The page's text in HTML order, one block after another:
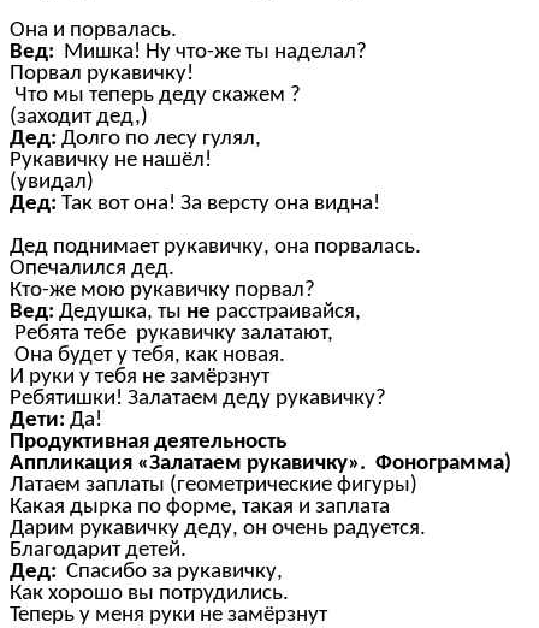
Она и порвалась.
Вед: Мишка! Ну что-же ты наделал?
Порвал рукавичку!
Что мы теперь деду скажем ?
(заходит дед,)
Дед: Долго по лесу гулял,
Рукавичку не нашёл!
(увидал)
Дед: Так вот она! За версту она видна!
Дед поднимает рукавичку, она порвалась.
Опечалился дед.
Кто-же мою рукавичку порвал?
Вед: Дедушка, ты не расстраивайся,
Ребята тебе рукавичку залатают,
Она будет у тебя, как новая.
И руки у тебя не замёрзнут
Ребятишки! Залатаем деду рукавичку?
Дети: Да!
Продуктивная деятельность
Аппликация «Залатаем рукавичку». Фонограмма)
Латаем заплаты (геометрические фигуры)
Какая дырка по форме, такая и заплата
Дарим рукавичку деду, он очень радуется.
Благодарит детей.
Дед: Спасибо за рукавичку,
Как хорошо вы потрудились.
Теперь у меня руки не замёрзнут